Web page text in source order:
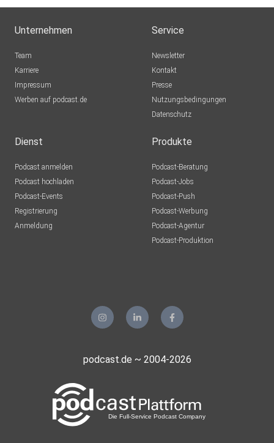
Unternehmen
Team
Karriere
Impressum
Werben auf podcast.de
Service
Newsletter
Kontakt
Presse
Nutzungsbedingungen
Datenschutz
Dienst
Podcast anmelden
Podcast hochladen
Podcast-Events
Registrierung
Anmeldung
Produkte
Podcast-Beratung
Podcast-Jobs
Podcast-Push
Podcast-Werbung
Podcast-Agentur
Podcast-Produktion
podcast.de ~ 2004-2026